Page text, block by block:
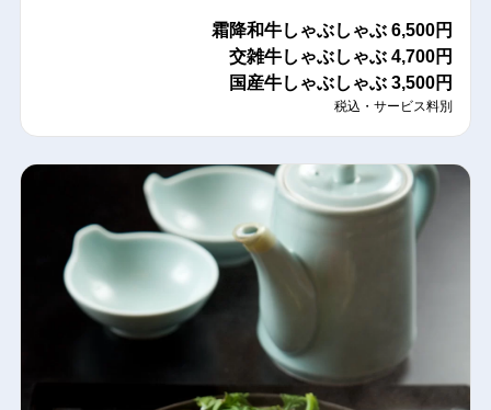
霜降和牛しゃぶしゃぶ 6,500円
交雑牛しゃぶしゃぶ 4,700円
国産牛しゃぶしゃぶ3,500円
税込・サービス料別